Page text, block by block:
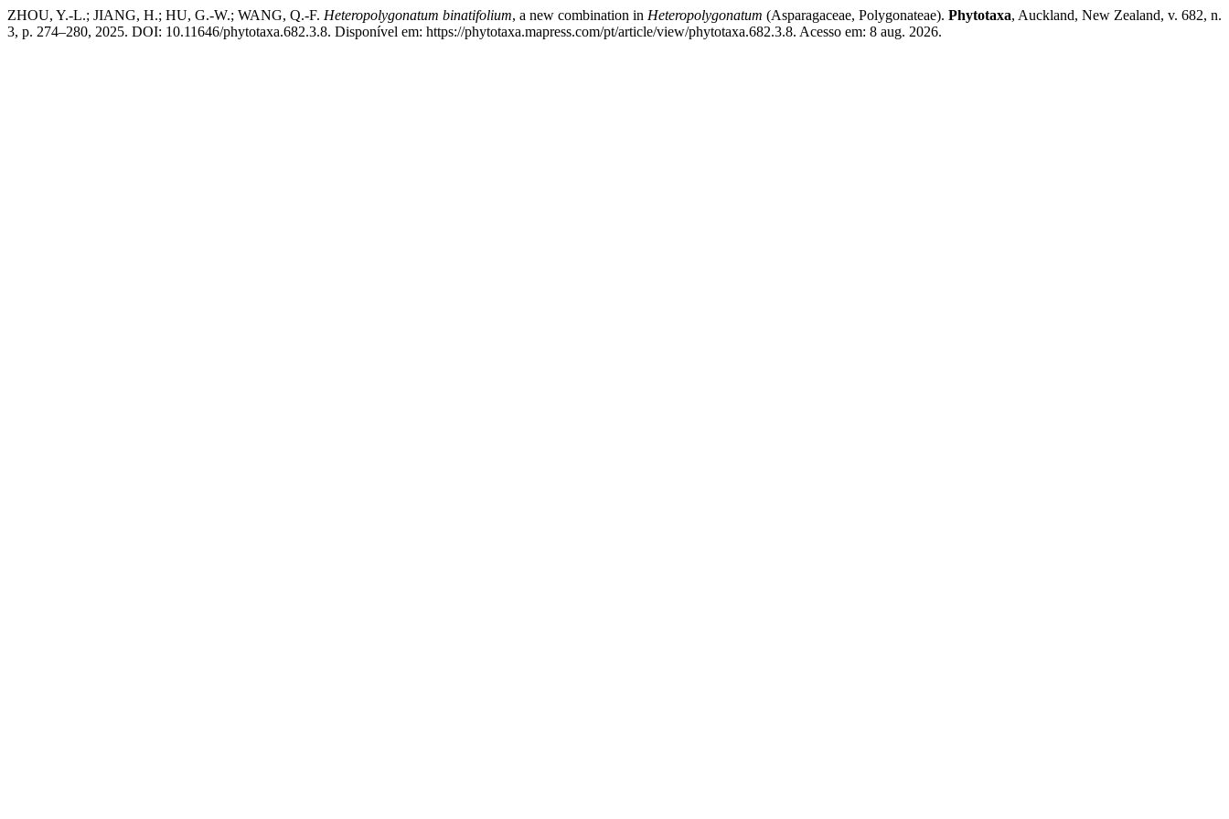
ZHOU, Y.-L.; JIANG, H.; HU, G.-W.; WANG, Q.-F. Heteropolygonatum binatifolium, a new combination in Heteropolygonatum (Asparagaceae, Polygonateae). Phytotaxa, Auckland, New Zealand, v. 682, n.
3, p. 274–280, 2025. DOI: 10.11646/phytotaxa.682.3.8. Disponível em: https://phytotaxa.mapress.com/pt/article/view/phytotaxa.682.3.8. Acesso em: 8 aug. 2026.